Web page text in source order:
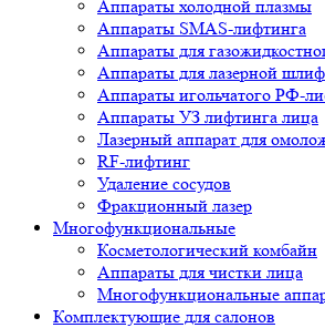
Аппараты холодной плазмы
Аппараты SMAS-лифтинга
Аппараты для
Аппараты для лазерной
Аппараты игольчатого РФ-
Аппараты УЗ лифтинга лица
Лазерный аппарат для
RF-лифтинг
Удаление сосудов
Фракционный лазер
Многофункциональные
Косметологический комбайн
Аппараты для чистки лица
Многофункциональные
Комплектующие для салонов